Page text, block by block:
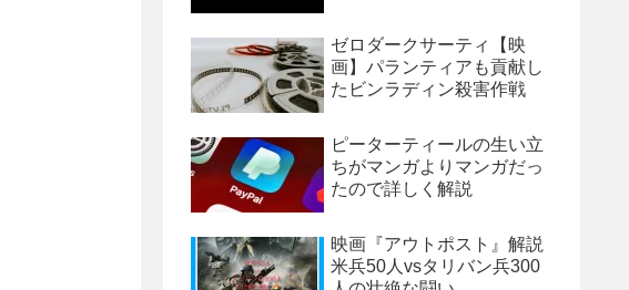
ゼロダークサーティ【映
画】パランティアも貢献し
たビンラディン殺害作戦
ピーターティールの生い立
ちがマンガよりマンガだっ
たので詳しく解説
映画『アウトポスト』解説
米兵50人vsタリバン兵300